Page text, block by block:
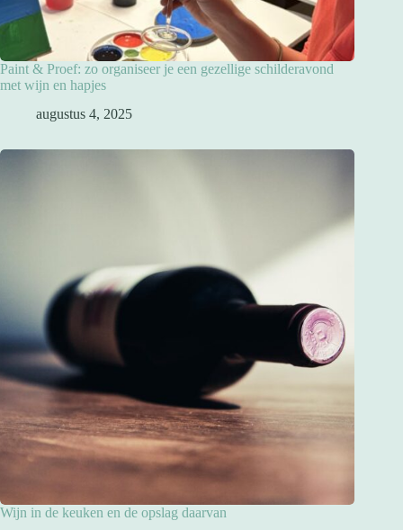
Paint & Proef: zo organiseer je een gezellige schilderavond
met wijn en hapjes
augustus 4, 2025
Wijn in de keuken en de opslag daarvan